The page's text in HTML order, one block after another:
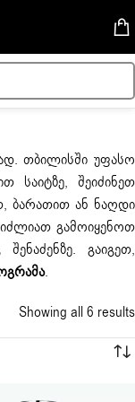
თბილისში უფასო
საიტზე, შეიძინეთ
ბარათით ან ნაღდი
გამოიყენოთ
გაიგეთ,
.
Showing all 6 results